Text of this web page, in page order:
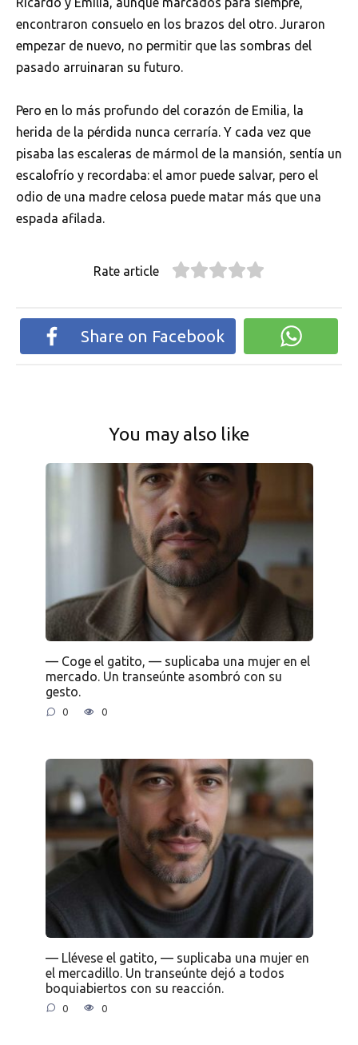
encontraron consuelo en los brazos del otro. Juraron
empezar de nuevo, no permitir que las sombras del
pasado arruinaran su futuro.
Pero en lo más profundo del corazón de Emilia, la
herida de la pérdida nunca cerraría. Y cada vez que
pisaba las escaleras de mármol de la mansión, sentía un
escalofrío y recordaba: el amor puede salvar, pero el
odio de una madre celosa puede matar más que una
espada afilada.
Rate article
Share on Facebook
You may also like
— Coge el gatito, — suplicaba una mujer en el
mercado. Un transeúnte asombró con su
gesto.
0 0
— Llévese el gatito, — suplicaba una mujer en
el mercadillo. Un transeúnte dejó a todos
boquiabiertos con su reacción.
0 0